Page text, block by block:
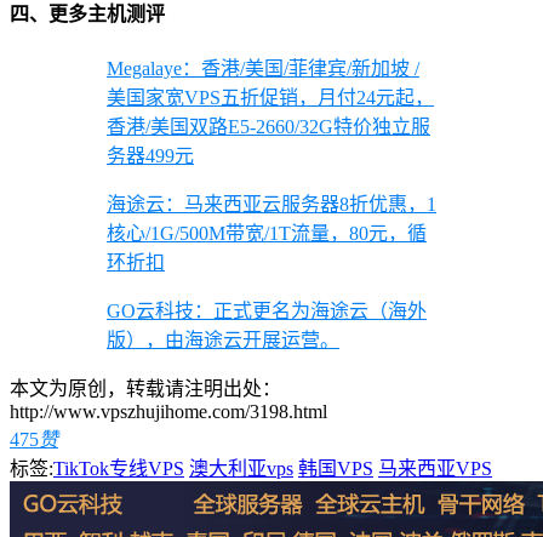
四、更多主机测评
Megalaye：香港/美国/菲律宾/新加坡 /
美国家宽VPS五折促销，月付24元起，
香港/美国双路E5-2660/32G特价独立服
务器499元
海途云：马来西亚云服务器8折优惠，1
核心/1G/500M带宽/1T流量，80元，循
环折扣
GO云科技：正式更名为海途云（海外
版），由海途云开展运营。
本文为原创，转载请注明出处：
http://www.vpszhujihome.com/3198.html
475赞
标签:TikTok专线VPS 澳大利亚vps 韩国VPS 马来西亚VPS